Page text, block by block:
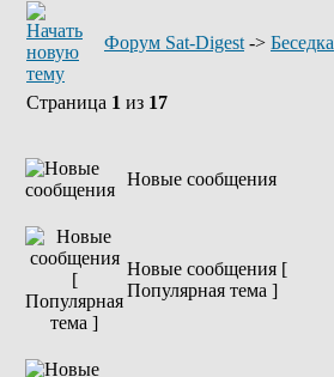
Форум Sat-Digest -> Беседка
Страница 1 из 17
Новые сообщения
Новые сообщения [
Популярная тема ]